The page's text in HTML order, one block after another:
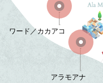
アラモアナ
ワード／カカアコ